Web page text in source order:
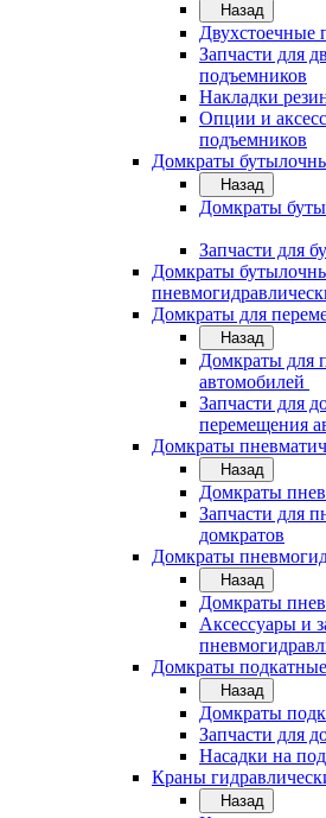
Назад
Двухстоечные
Запчасти для
подъемников
Накладки
Опции и
подъемников
Домкраты
Назад
Домкраты
Запчасти для
Домкраты
Домкраты для
Назад
Домкраты для
автомобилей
Запчасти для
перемещения
Домкраты
Назад
Домкраты
Запчасти для
домкратов
Домкраты
Назад
Домкраты
Аксессуары и
Домкраты подкатные
Назад
Домкраты
Запчасти для
Насадки на
Краны
Назад